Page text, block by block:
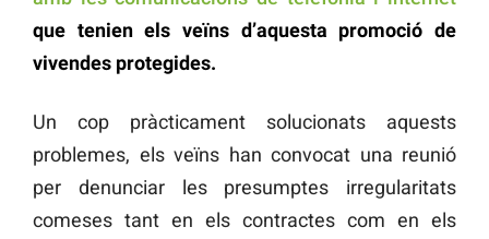
que tenien els veïns d’aquesta promoció de
vivendes protegides.
Un cop pràcticament solucionats aquests
problemes, els veïns han convocat una reunió
per denunciar les presumptes irregularitats
comeses tant en els contractes com en els